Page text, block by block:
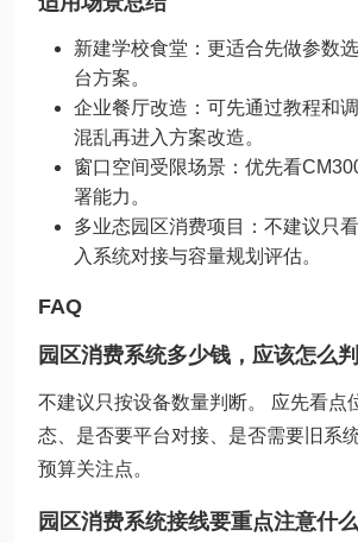
新建学校食堂：更适合先做参数
台方案。
企业餐厅改造：可先通过教程和
混乱再进入方案改造。
窗口空间受限场景：优先看
署能力。
多业态园区消费项目：不建议只
入系统对接与容量规划评估。
FAQ
园区消费系统多少钱，应该怎么
不建议只按设备数量判断。 应先看点
态、是否要平台对接、是否需要旧系
预算关注点。
园区消费系统接线要重点注意什